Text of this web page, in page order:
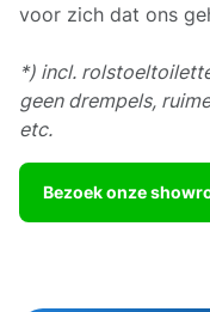
voor zich dat ons
*) incl.
geen drempels,
etc.
Bezoek onze